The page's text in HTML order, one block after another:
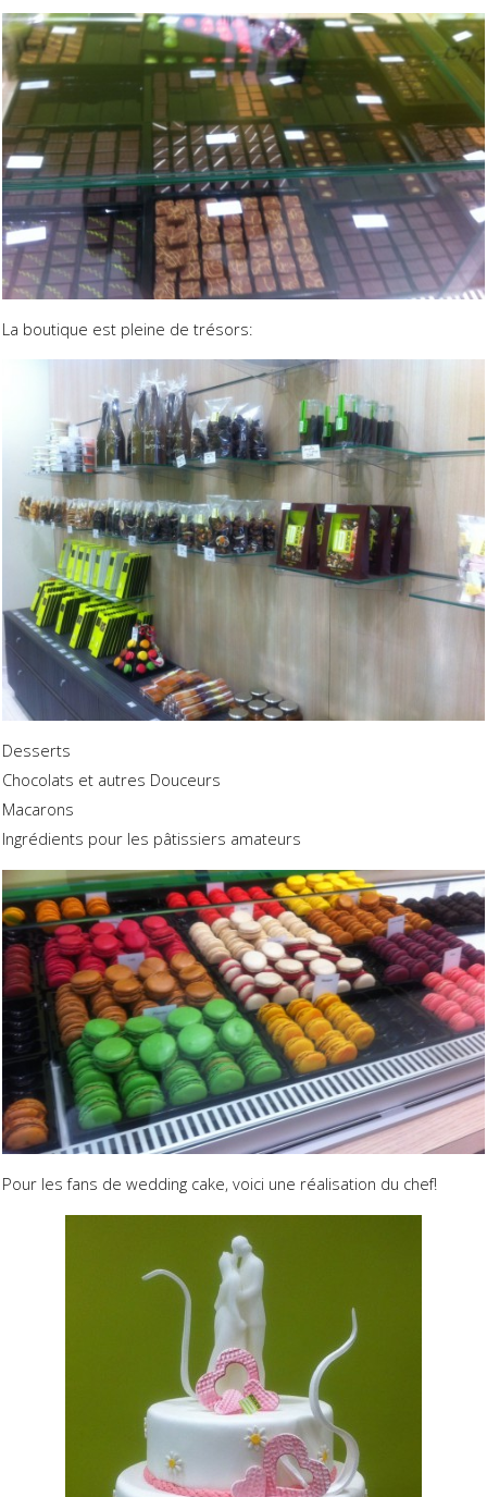
La boutique est pleine de trésors:
Desserts
Chocolats et autres Douceurs
Macarons
Ingrédients pour les pâtissiers amateurs
Pour les fans de wedding cake, voici une réalisation du chef!